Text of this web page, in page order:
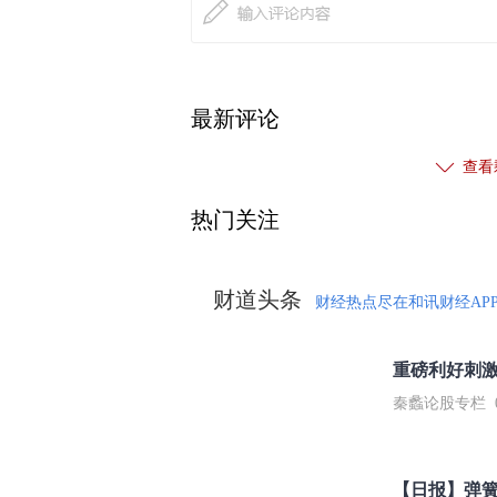
最新评论
查看
热门关注
财道头条 财经热点尽在和讯财经
秦蠡论股专栏
【日报】弹